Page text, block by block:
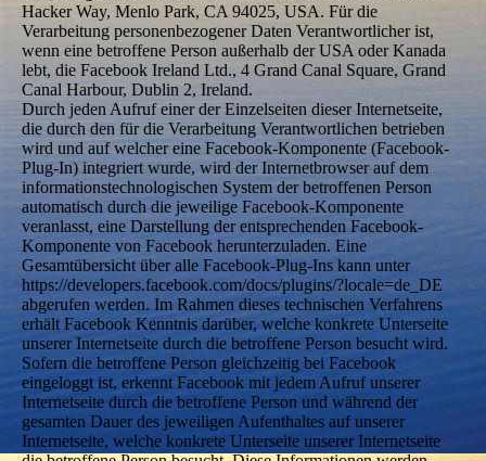
Hacker Way, Menlo Park, CA 94025, USA. Für die
Verarbeitung personenbezogener Daten Verantwortlicher ist,
wenn eine betroffene Person außerhalb der USA oder Kanada
lebt, die Facebook Ireland Ltd., 4 Grand Canal Square, Grand
Canal Harbour, Dublin 2, Ireland.
Durch jeden Aufruf einer der Einzelseiten dieser Internetseite,
die durch den für die Verarbeitung Verantwortlichen betrieben
wird und auf welcher eine Facebook-Komponente (Facebook-
Plug-In) integriert wurde, wird der Internetbrowser auf dem
informationstechnologischen System der betroffenen Person
automatisch durch die jeweilige Facebook-Komponente
veranlasst, eine Darstellung der entsprechenden Facebook-
Komponente von Facebook herunterzuladen. Eine
Gesamtübersicht über alle Facebook-Plug-Ins kann unter
https://developers.facebook.com/docs/plugins/?locale=de_DE
abgerufen werden. Im Rahmen dieses technischen Verfahrens
erhält Facebook Kenntnis darüber, welche konkrete Unterseite
unserer Internetseite durch die betroffene Person besucht wird.
Sofern die betroffene Person gleichzeitig bei Facebook
eingeloggt ist, erkennt Facebook mit jedem Aufruf unserer
Internetseite durch die betroffene Person und während der
gesamten Dauer des jeweiligen Aufenthaltes auf unserer
Internetseite, welche konkrete Unterseite unserer Internetseite